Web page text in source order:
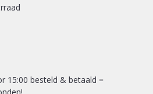
15:00 besteld & betaald =